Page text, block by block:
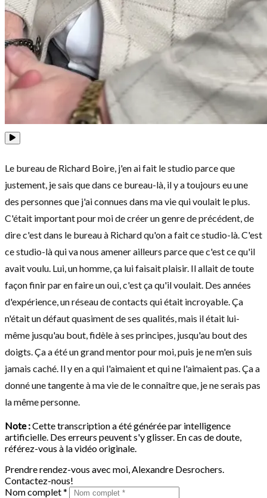
Le bureau de Richard Boire, j'en ai fait le studio parce que
justement, je sais que dans ce bureau-là, il y a toujours eu une
des personnes que j'ai connues dans ma vie qui voulait le plus.
C'était important pour moi de créer un genre de précédent, de
dire c'est dans le bureau à Richard qu'on a fait ce studio-là. C'est
ce studio-là qui va nous amener ailleurs parce que c'est ce qu'il
avait voulu. Lui, un homme, ça lui faisait plaisir. Il allait de toute
façon finir par en faire un oui, c'est ça qu'il voulait. Des années
d'expérience, un réseau de contacts qui était incroyable. Ça
n'était un défaut quasiment de ses qualités, mais il était lui-
même jusqu'au bout, fidèle à ses principes, jusqu'au bout des
doigts. Ça a été un grand mentor pour moi, puis je ne m'en suis
jamais caché. Il y en a qui l'aimaient et qui ne l'aimaient pas. Ça a
donné une tangente à ma vie de le connaître que, je ne serais pas
la même personne.
Note :Cette transcription a été générée par intelligence
artificielle. Des erreurs peuvent s'y glisser. En cas de doute,
référez-vous à la vidéo originale.
Prendre rendez-vous avec moi, Alexandre Desrochers.
Contactez-nous!
Nom complet *